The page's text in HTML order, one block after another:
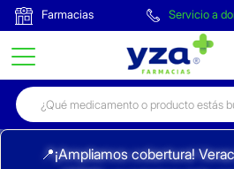
Farmacias Servicio a
📍¡Ampliamos cobertura!